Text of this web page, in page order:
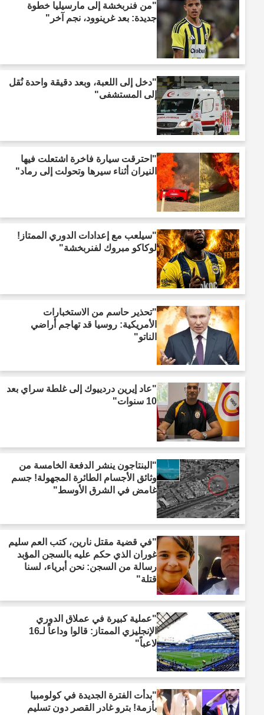
"من فنربخشة إلى مارسيليا خطوة
جديدة: بعد غرينوود، نجم آخر"
"دخل إلى اللعبة، وبعد دقيقة واحدة نُقل
إلى المستشفى"
"احترقت سيارة فاخرة اشتعلت فيها
النيران أثناء سيرها وتحولت إلى رماد"
"سيلعب مع إعدادات الدوري الممتاز!
لوكاكو مبروك لفنربخشة"
"تحذير حاسم من الاستخبارات
الأمريكية: روسيا قد تهاجم أراضي
الناتو"
"عاد إيرين دردييوك إلى غلطة سراي بعد
10 سنوات"
"البنتاجون ينشر الدفعة الخامسة من
وثائق الأجسام الطائرة المجهولة! جسم
غامض في الشرق الأوسط"
"في قضية مقتل نارين، كتب العم سليم
غوران الذي حكم عليه بالسجن المؤبد
رسالة من السجن: نحن أبرياء، لسنا
قتلة"
"عملية كبيرة في عملاق الدوري
الإنجليزي الممتاز: قالوا وداعاً لـ16
لاعباً"
"بدأت الفترة الجديدة في كولومبيا
بأزمة! بترو غادر القصر دون تسليم